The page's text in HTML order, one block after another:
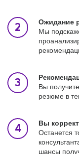
Ожидание
Мы
Вы
резюме в
Вы
Останется
шансы